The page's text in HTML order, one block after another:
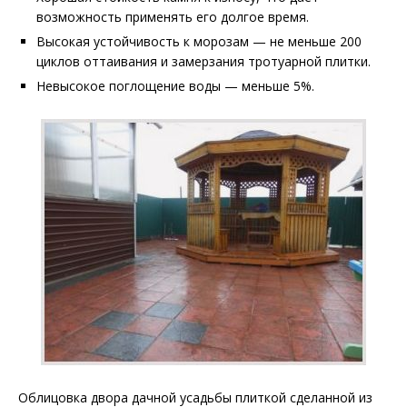
возможность применять его долгое время.
Высокая устойчивость к морозам — не меньше 200
циклов оттаивания и замерзания тротуарной плитки.
Невысокое поглощение воды — меньше 5%.
Облицовка двора дачной усадьбы плиткой сделанной из